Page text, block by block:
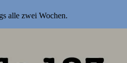
alle zwei Wochen.